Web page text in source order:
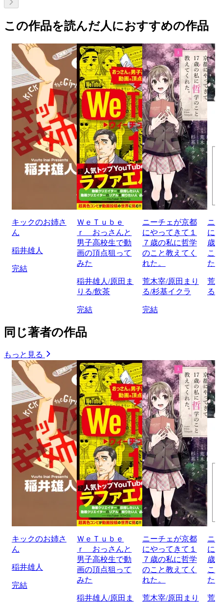
この作品を読んだ人におすすめの作品
キックのお姉さ
ん
稲井雄人
完結
ＷｅＴｕｂｅ
ｒ おっさんと
男子高校生で動
画の頂点狙って
みた
稲井雄人/原田ま
りる/飲茶
完結
ニーチェが京都
にやってきて１
７歳の私に哲学
のこと教えてく
れた。
荒木宰/原田まり
る/杉基イクラ
完結
ニ
に
歳
こ
た
荒
る
同じ著者の作品
もっと見る
キックのお姉さ
ん
稲井雄人
完結
ＷｅＴｕｂｅ
ｒ おっさんと
男子高校生で動
画の頂点狙って
みた
稲井雄人/原田ま
ニーチェが京都
にやってきて１
７歳の私に哲学
のこと教えてく
れた。
荒木宰/原田まり
ニ
に
歳
こ
た
荒